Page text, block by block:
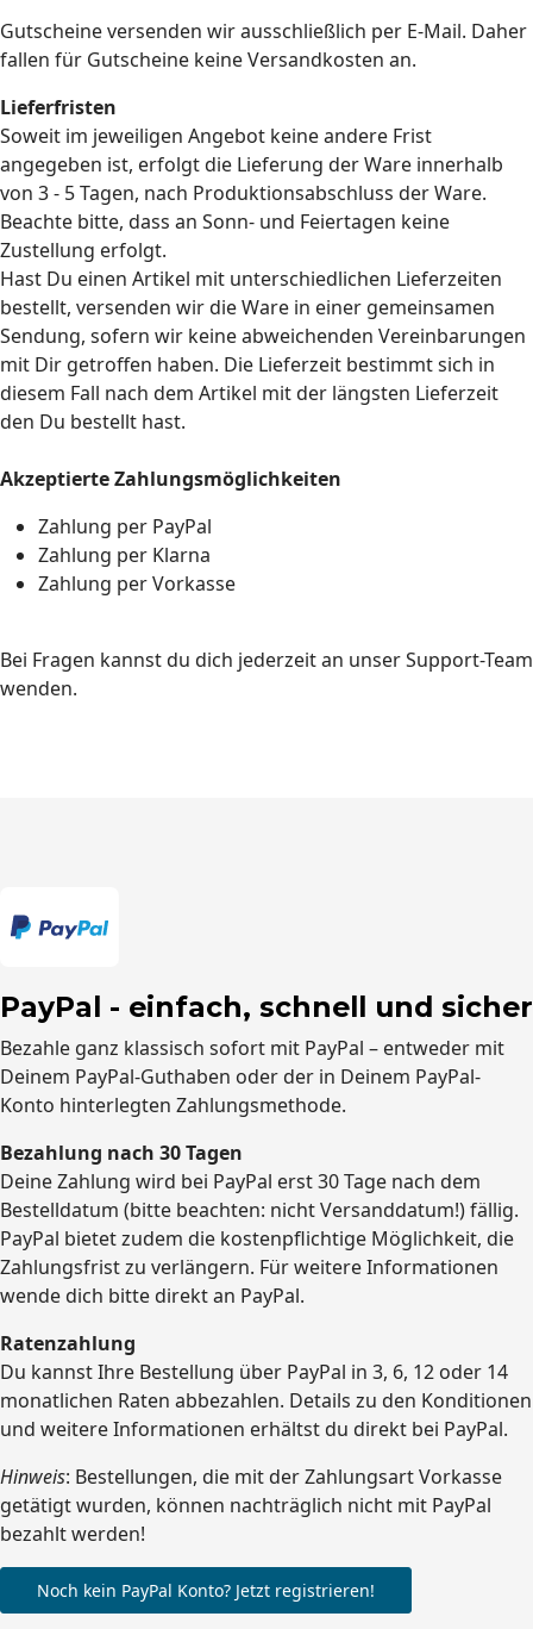
Gutscheine versenden wir ausschließlich per E-Mail. Daher
fallen für Gutscheine keine Versandkosten an.
Lieferfristen
Soweit im jeweiligen Angebot keine andere Frist
angegeben ist, erfolgt die Lieferung der Ware innerhalb
von 3 - 5 Tagen, nach Produktionsabschluss der Ware.
Beachte bitte, dass an Sonn- und Feiertagen keine
Zustellung erfolgt.
Hast Du einen Artikel mit unterschiedlichen Lieferzeiten
bestellt, versenden wir die Ware in einer gemeinsamen
Sendung, sofern wir keine abweichenden Vereinbarungen
mit Dir getroffen haben. Die Lieferzeit bestimmt sich in
diesem Fall nach dem Artikel mit der längsten Lieferzeit
den Du bestellt hast.
Akzeptierte Zahlungsmöglichkeiten
Zahlung per PayPal
Zahlung per Klarna
Zahlung per Vorkasse
Bei Fragen kannst du dich jederzeit an unser Support-Team
wenden.
PayPal - einfach, schnell und sicher
Bezahle ganz klassisch sofort mit PayPal – entweder mit
Deinem PayPal-Guthaben oder der in Deinem PayPal-
Konto hinterlegten Zahlungsmethode.
Bezahlung nach 30 Tagen
Deine Zahlung wird bei PayPal erst 30 Tage nach dem
Bestelldatum (bitte beachten: nicht Versanddatum!) fällig.
PayPal bietet zudem die kostenpflichtige Möglichkeit, die
Zahlungsfrist zu verlängern. Für weitere Informationen
wende dich bitte direkt an PayPal.
Ratenzahlung
Du kannst Ihre Bestellung über PayPal in 3, 6, 12 oder 14
monatlichen Raten abbezahlen. Details zu den Konditionen
und weitere Informationen erhältst du direkt bei PayPal.
Hinweis: Bestellungen, die mit der Zahlungsart Vorkasse
getätigt wurden, können nachträglich nicht mit PayPal
bezahlt werden!
Noch kein PayPal Konto? Jetzt registrieren!